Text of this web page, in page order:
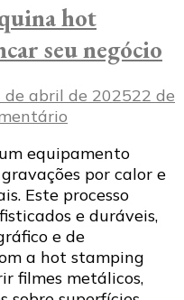
hot
seu negócio
de abril de 202522 de
como
a
máquina
hot
stamping
pode
alavancar
equipamento
por calor e
Este processo
e duráveis,
e de
a hot stamping
filmes metálicos,